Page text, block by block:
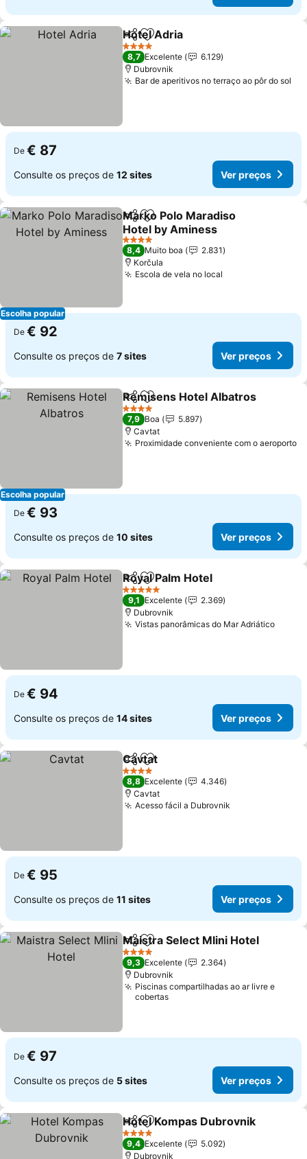
PartilharAdicionar aos favoritos
Hotel Adria
4 Estrelas
8,7 Excelente
6.129
Dubrovnik
Bar de aperitivos no terraço ao pôr do sol
De € 87
Consulte os preços de 12 sites Ver preços
Escolha popular
PartilharAdicionar aos favoritos
Marko Polo Maradiso
Hotel by Aminess
4 Estrelas
8,4 Muito boa
2.831
Korčula
Escola de vela no local
De € 92
Consulte os preços de 7 sites Ver preços
Escolha popular
PartilharAdicionar aos favoritos
Remisens Hotel Albatros
4 Estrelas
7,9 Boa
5.897
Cavtat
Proximidade conveniente com o aeroporto
De € 93
Consulte os preços de 10 sites Ver preços
PartilharAdicionar aos favoritos
Royal Palm Hotel
5 Estrelas
9,1 Excelente
2.369
Dubrovnik
Vistas panorâmicas do Mar Adriático
De € 94
Consulte os preços de 14 sites Ver preços
PartilharAdicionar aos favoritos
Cavtat
4 Estrelas
8,8 Excelente
4.346
Cavtat
Acesso fácil a Dubrovnik
De € 95
Consulte os preços de 11 sites Ver preços
PartilharAdicionar aos favoritos
Maistra Select Mlini Hotel
4 Estrelas
9,3 Excelente
2.364
Dubrovnik
Piscinas compartilhadas ao ar livre e
cobertas
De € 97
Consulte os preços de 5 sites Ver preços
PartilharAdicionar aos favoritos
Hotel Kompas Dubrovnik
4 Estrelas
9,4 Excelente
5.092
Dubrovnik